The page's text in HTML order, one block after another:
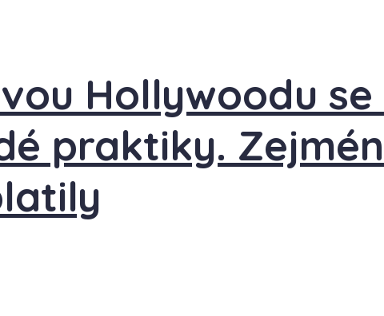
Hollywoodu
praktiky.